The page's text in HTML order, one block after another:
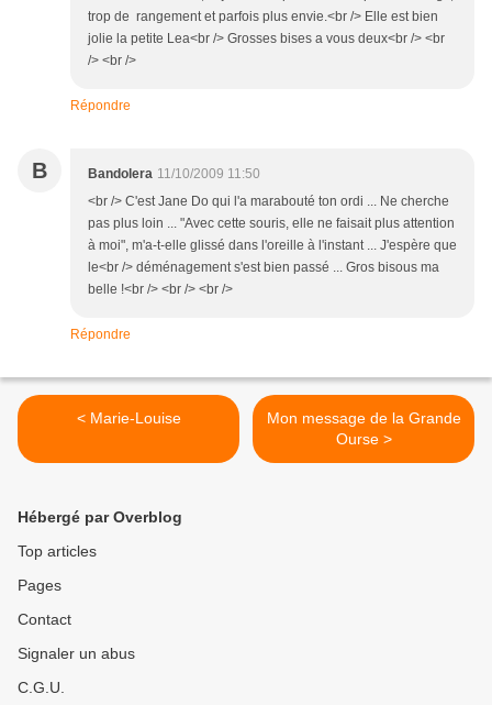
trop de rangement et parfois plus envie.<br /> Elle est bien
jolie la petite Lea<br /> Grosses bises a vous deux<br /> <br
/> <br />
Répondre
B Bandolera 11/10/2009 11:50
<br /> C'est Jane Do qui l'a marabouté ton ordi ... Ne cherche
pas plus loin ... "Avec cette souris, elle ne faisait plus attention
à moi", m'a-t-elle glissé dans l'oreille à l'instant ... J'espère que
le<br /> déménagement s'est bien passé ... Gros bisous ma
belle !<br /> <br /> <br />
Répondre
< Marie-Louise
Mon message de la Grande
Ourse >
Hébergé par Overblog
Top articles
Pages
Contact
Signaler un abus
C.G.U.